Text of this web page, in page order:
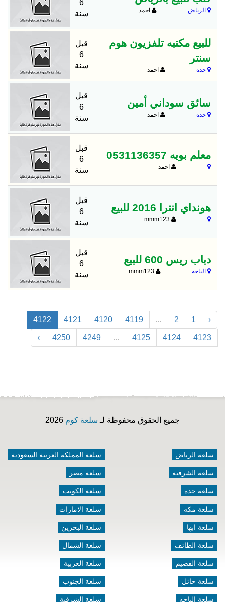
الرياض احمد
6
سنة
للبيع مكتبه تلفزيون هوم
سنتر
جده احمد
قبل
6
سنة
سائق سوداني أمين
جده احمد
قبل
6
سنة
معلم بويه 0531136357
احمد
قبل
6
سنة
هونداي انترا 2016 للبيع
mmm123
قبل
6
سنة
دباب ريس 600 للبيع
الباحه mmm123
قبل
6
سنة
‹
1
2
...
4119
4120
4121
4122
4123
4124
4125
...
4249
4250
›
جميع الحقوق محفوظة لـ سلعة كوم
سلعة الرياض
سلعة الشرقيه
سلعة جده
سلعة مكه
سلعة ابها
سلعة الطائف
سلعة القصيم
سلعة حائل
سلعة الباحه
سلعة المملكه العربية السعودية
سلعة مصر
سلعة الكويت
سلعة الامارات
سلعة البحرين
سلعة الشمال
سلعة الغربية
سلعة الجنوب
سلعة الشرقية